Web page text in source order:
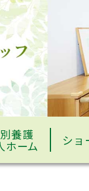
養護
ホーム ショ